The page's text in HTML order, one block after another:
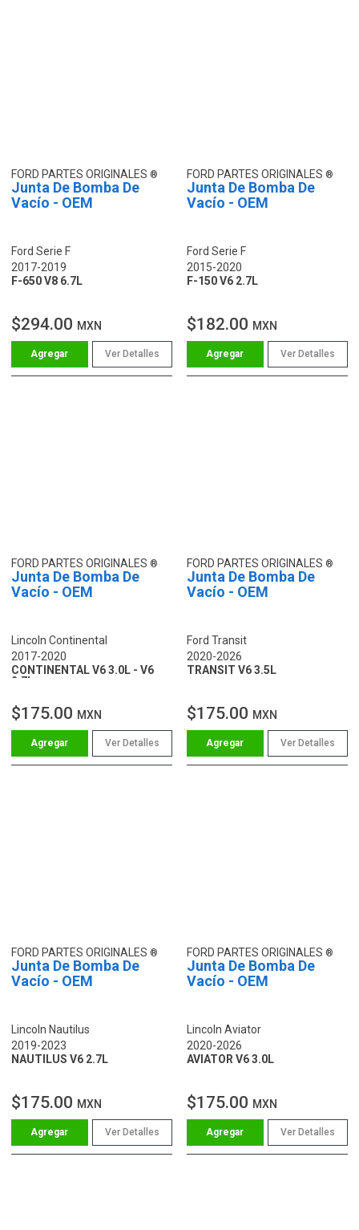
FORD PARTES ORIGINALES
Junta De Bomba De
Vacío - OEM
Ford Serie F
2017-2019
F-650 V8 6.7L
$294.00 MXN
Ver Detalles
FORD PARTES ORIGINALES
Junta De Bomba De
Vacío - OEM
Ford Serie F
2015-2020
F-150 V6 2.7L
$182.00 MXN
Ver Detalles
FORD PARTES ORIGINALES
Junta De Bomba De
Vacío - OEM
Lincoln Continental
2017-2020
CONTINENTAL V6 3.0L - V6
2.7L
$175.00 MXN
Ver Detalles
FORD PARTES ORIGINALES
Junta De Bomba De
Vacío - OEM
Ford Transit
2020-2026
TRANSIT V6 3.5L
$175.00 MXN
Ver Detalles
FORD PARTES ORIGINALES
Junta De Bomba De
Vacío - OEM
Lincoln Nautilus
2019-2023
NAUTILUS V6 2.7L
$175.00 MXN
Ver Detalles
FORD PARTES ORIGINALES
Junta De Bomba De
Vacío - OEM
Lincoln Aviator
2020-2026
AVIATOR V6 3.0L
$175.00 MXN
Ver Detalles